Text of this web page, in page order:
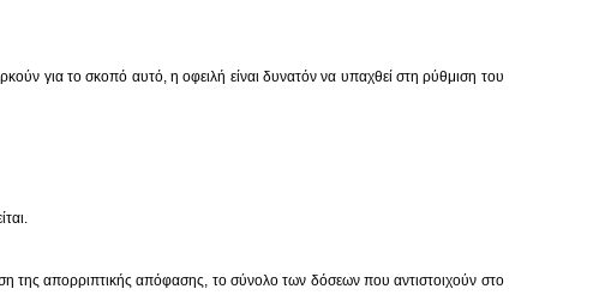
για το σκοπό αυτό, η οφειλή είναι δυνατόν να υπαχθεί στη ρύθμιση του
της απορριπτικής απόφασης, το σύνολο των δόσεων που αντιστοιχούν στο